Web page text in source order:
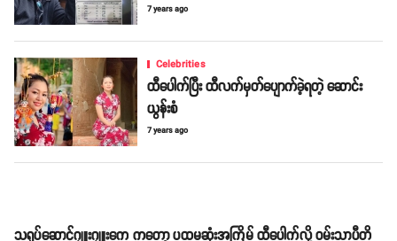
7 years ago
Celebrities
ထီပေါက်ပြီး ထီလက်မှတ်ပျောက်ခဲ့ရတဲ့ ဆောင်း
ယွန်းစံ
7 years ago
သရုပ်ဆောင်ဂျူးဂျူးကေ ကတော့ ပထမဆုံးအကြိမ် ထီပေါက်လို့ ဝမ်းသာပီတိ